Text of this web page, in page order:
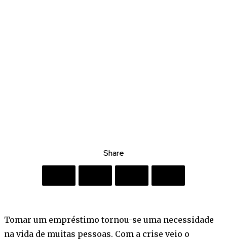
Share
Tomar um empréstimo tornou-se uma necessidade
na vida de muitas pessoas. Com a crise veio o